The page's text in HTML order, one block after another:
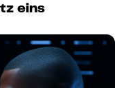
eins